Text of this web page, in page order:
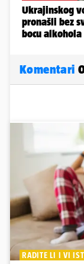
Komentari
RADITE LI I VI